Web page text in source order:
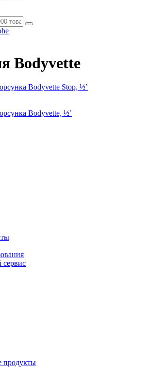
Bodyvette
Bodyvette Stop, ½’
Bodyvette, ½’
продукты